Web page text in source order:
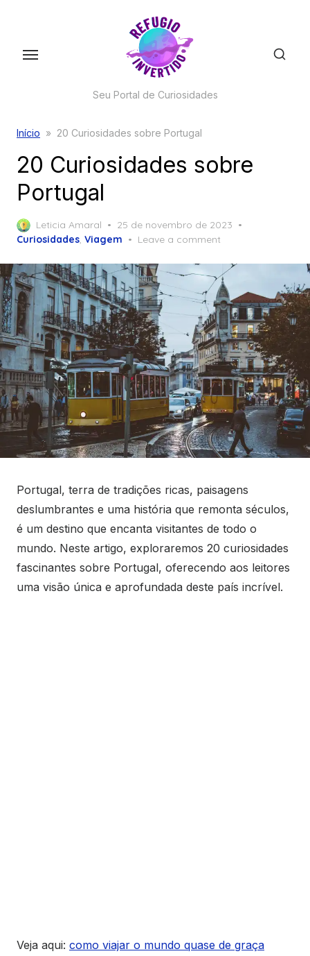
Seu Portal de Curiosidades
Início » 20 Curiosidades sobre Portugal
20 Curiosidades sobre
Portugal
Leticia Amaral
Posted
on
25 de novembro de 2023
Curiosidades, Viagem Leave a comment
Portugal, terra de tradições ricas, paisagens
deslumbrantes e uma história que remonta séculos,
é um destino que encanta visitantes de todo o
mundo. Neste artigo, exploraremos 20 curiosidades
fascinantes sobre Portugal, oferecendo aos leitores
uma visão única e aprofundada deste país incrível.
Veja aqui: como viajar o mundo quase de graça